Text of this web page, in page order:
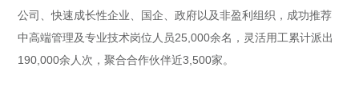
公司、快速成长性企业、国企、政府以及非盈利组织，成功推荐
中高端管理及专业技术岗位人员25,000余名，灵活用工累计派出
190,000余人次，聚合合作伙伴近3,500家。